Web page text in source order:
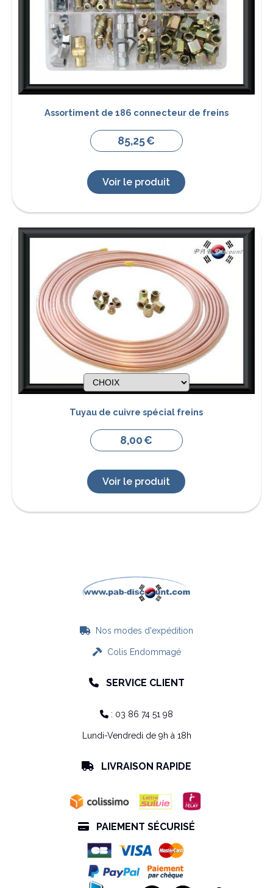
Assortiment de 186 connecteur de freins
85,25€
Voir le produit
Tuyau de cuivre spécial freins
8,00€
Voir le produit
 Nos modes d'expédition
Colis Endommagé
 SERVICE CLIENT
 : 03 86 74 51 98
Lundi-Vendredi de 9h à 18h
 LIVRAISON RAPIDE
 PAIEMENT SÉCURISÉ